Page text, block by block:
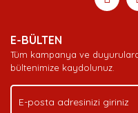
Ürün açıklamasında
Ürün bilgilerinde
Bu ürüne benzer farklı
E-BÜLTEN
Tüm kampanya ve
bültenimize kaydolunuz.